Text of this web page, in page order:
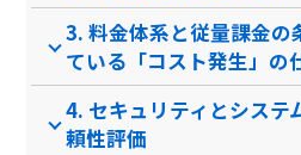
予約リマインド自動通知
Dos/DDos攻撃防御
クラウド保存可
3. 料金体系と従量課金の
ている「コスト発生」の
4. セキュリティとシステ
頼性評価